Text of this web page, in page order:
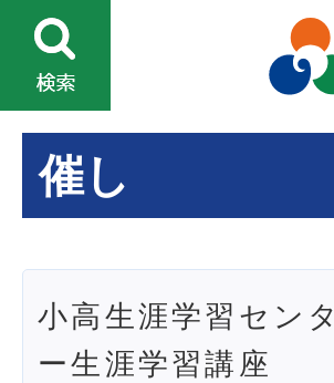
催し
小高生涯学習センタ
ー生涯学習講座